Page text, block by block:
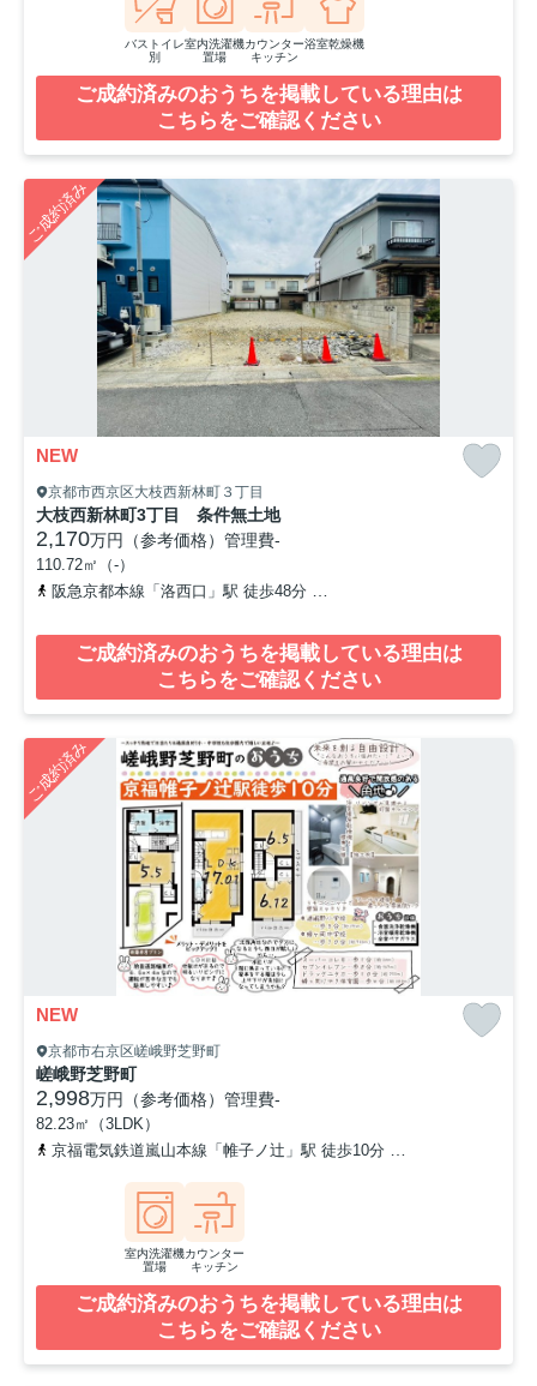
バストイレ
別
室内洗濯機
置場
カウンター
キッチン
浴室乾燥機
ご成約済みのおうちを掲載している理由は
こちらをご確認ください
ご成約済み
NEW
京都市西京区大枝西新林町３丁目
大枝西新林町3丁目 条件無土地
2,170万円（参考価格） 管理費-
110.72㎡（-）
阪急京都本線「洛西口」駅 徒歩48分
ご成約済みのおうちを掲載している理由は
こちらをご確認ください
ご成約済み
NEW
京都市右京区嵯峨野芝野町
嵯峨野芝野町
2,998万円（参考価格） 管理費-
82.23㎡（3LDK）
京福電気鉄道嵐山本線「帷子ノ辻」駅 徒歩10分
室内洗濯機
置場
カウンター
キッチン
ご成約済みのおうちを掲載している理由は
こちらをご確認ください